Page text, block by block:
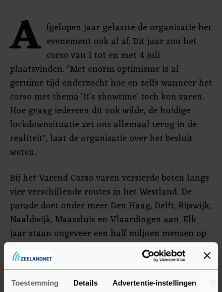
Toestemming Details Advertentie-instellingen
A fgelopen jaar gelastte de organisatie het
evenement ook al af. Dit jaar zou het
corso van 1 tot en met 4 juli
plaatsvinden. "Met enorm optimisme is al
geruime tijd onderzocht hoe en zelfs wanneer het
corso met thema 'It’s showtime' toch kon varen.
Hoe graag iedereen dit ook wilde, de huidige
lockdownsituatie zet ons allemaal terug in de
realiteit", laat de organisatie over het besluit
weten.
Bij het Varend Corso varen versierde boten langs
vier verschillende routes in het Westland. De
parade doet onder meer Den Haag, Delft, Rijswijk,
Naaldwijk, Maassluis en Vlaardingen aan. Elk
jaar staan ongeveer een half miljoen mensen op
de oevers te kijken.